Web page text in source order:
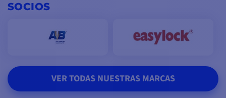
SOCIOS
VER TODAS NUESTRAS MARCAS